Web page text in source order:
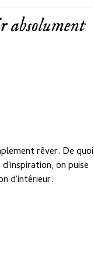
absolument
rêver. De quoi
on puise
d'intérieur.